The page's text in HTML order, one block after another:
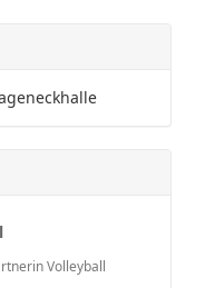
Volleyball